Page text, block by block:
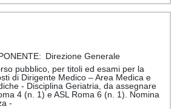
Direzione Generale
pubblico, per titoli ed esami per la
di Dirigente Medico – Area Medica e
- Disciplina Geriatria, da assegnare
4 (n. 1) e ASL Roma 6 (n. 1). Nomina
-